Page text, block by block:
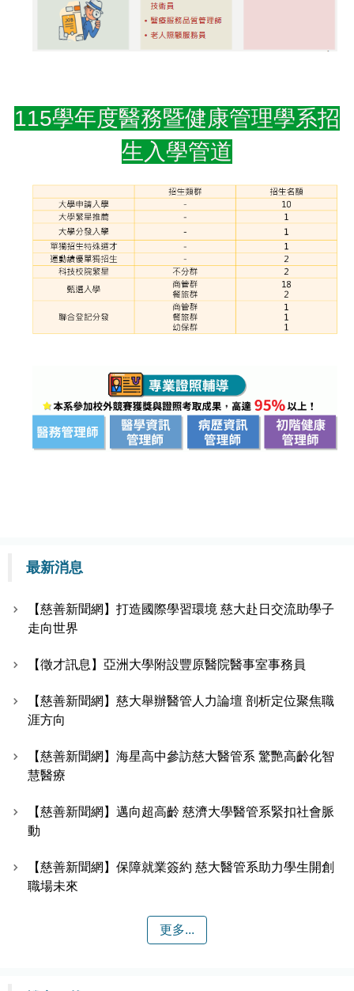
115學年度醫務暨健康管理學系招
生入學管道
最新消息
【慈善新聞網】打造國際學習環境 慈大赴日交流助學子
走向世界
【徵才訊息】亞洲大學附設豐原醫院醫事室事務員
【慈善新聞網】慈大舉辦醫管人力論壇 剖析定位聚焦職
涯方向
【慈善新聞網】海星高中參訪慈大醫管系 驚艷高齡化智
慧醫療
【慈善新聞網】邁向超高齡 慈濟大學醫管系緊扣社會脈
動
【慈善新聞網】保障就業簽約 慈大醫管系助力學生開創
職場未來
更多...